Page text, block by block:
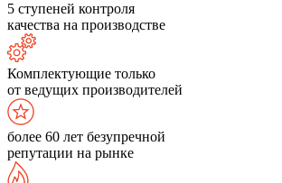
5 ступеней контроля
качества на производстве
Комплектующие только
от ведущих производителей
более 60 лет безупречной
репутации на рынке